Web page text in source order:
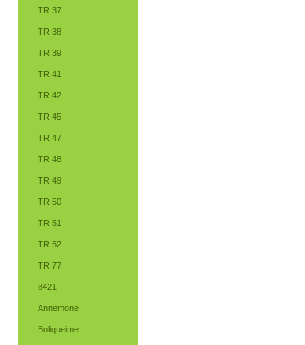
TR 37
TR 38
TR 39
TR 41
TR 42
TR 45
TR 47
TR 48
TR 49
TR 50
TR 51
TR 52
TR 77
8421
Annemone
Boliqueime